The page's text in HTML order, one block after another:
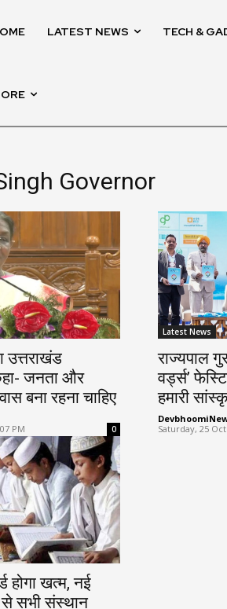
LATEST NEWS TECH &
Governor
उत्तराखंड
जनता और
बना रहना चाहिए
PM
0
Latest News
राज्यपाल
वर्ड्स’
हमारी
Saturday, 25
होगा खत्म, नई
से सभी संस्थान